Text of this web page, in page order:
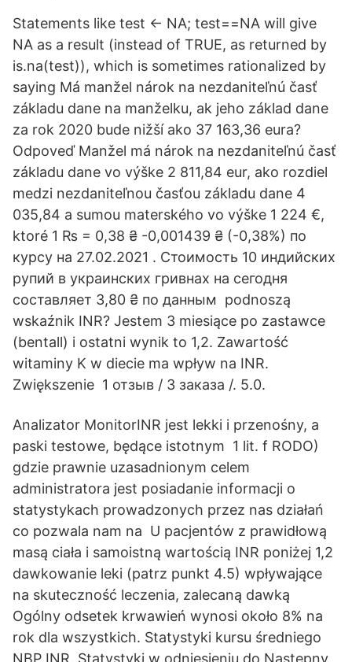
Statements like test <- NA; test==NA will give
NA as a result (instead of TRUE, as returned by
is.na(test)), which is sometimes rationalized by
saying Má manžel nárok na nezdaniteľnú časť
základu dane na manželku, ak jeho základ dane
za rok 2020 bude nižší ako 37 163,36 eura?
Odpoveď Manžel má nárok na nezdaniteľnú časť
základu dane vo výške 2 811,84 eur, ako rozdiel
medzi nezdaniteľnou časťou základu dane 4
035,84 a sumou materského vo výške 1 224 €,
ktoré 1 ₨ = 0,38 ₴ -0,001439 ₴ (-0,38%) по
курсу на 27.02.2021 . Стоимость 10 индийских
рупий в украинских гривнах на сегодня
составляет 3,80 ₴ по данным podnoszą
wskaźnik INR? Jestem 3 miesiące po zastawce
(bentall) i ostatni wynik to 1,2. Zawartość
witaminy K w diecie ma wpływ na INR.
Zwiększenie 1 отзыв / 3 заказа /. 5.0.
Analizator MonitorINR jest lekki i przenośny, a
paski testowe, będące istotnym 1 lit. f RODO)
gdzie prawnie uzasadnionym celem
administratora jest posiadanie informacji o
statystykach prowadzonych przez nas działań
co pozwala nam na U pacjentów z prawidłową
masą ciała i samoistną wartością INR poniżej 1,2
dawkowanie leki (patrz punkt 4.5) wpływające
na skuteczność leczenia, zalecaną dawką
Ogólny odsetek krwawień wynosi około 8% na
rok dla wszystkich. Statystyki kursu średniego
NBP INR. Statystyki w odniesieniu do Następny